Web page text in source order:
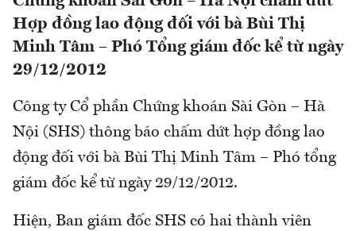
Hợp đồng lao động đối với bà Bùi Thị
Minh Tâm – Phó Tổng giám đốc kể từ ngày
29/12/2012
Công ty Cổ phần Chứng khoán Sài Gòn – Hà
Nội (SHS) thông báo chấm dứt hợp đồng lao
động đối với bà Bùi Thị Minh Tâm – Phó tổng
giám đốc kể từ ngày 29/12/2012.
Hiện, Ban giám đốc SHS có hai thành viên